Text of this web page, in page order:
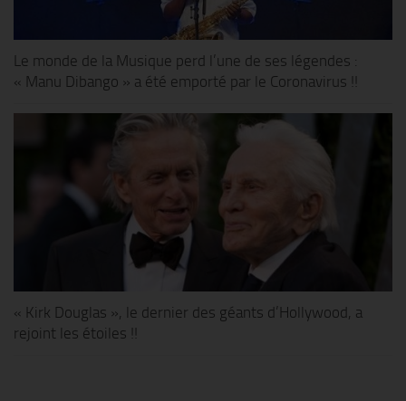
Le monde de la Musique perd l’une de ses légendes :
« Manu Dibango » a été emporté par le Coronavirus !!
« Kirk Douglas », le dernier des géants d’Hollywood, a
rejoint les étoiles !!